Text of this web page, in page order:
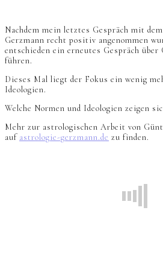
Nachdem mein letztes Gespräch mit
Gerzmann recht positiv angenommen
entschieden ein erneutes Gespräch über
führen.
Dieses Mal liegt der Fokus ein wenig
Ideologien.
Welche Normen und Ideologien zeigen
Mehr zur astrologischen Arbeit von
auf astrologie-gerzmann.de zu finden.